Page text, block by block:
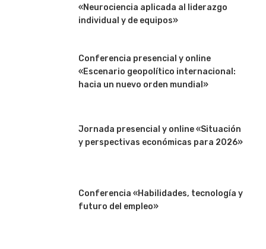
«Neurociencia aplicada al liderazgo
individual y de equipos»
Conferencia presencial y online
«Escenario geopolítico internacional:
hacia un nuevo orden mundial»
Jornada presencial y online «Situación
y perspectivas económicas para 2026»
Conferencia «Habilidades, tecnología y
futuro del empleo»